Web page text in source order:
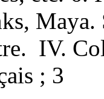
IV.
; 3